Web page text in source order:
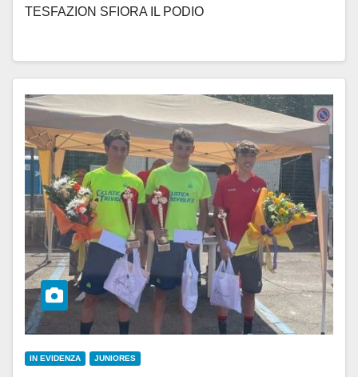
TESFAZION SFIORA IL PODIO
IN EVIDENZA JUNIORES